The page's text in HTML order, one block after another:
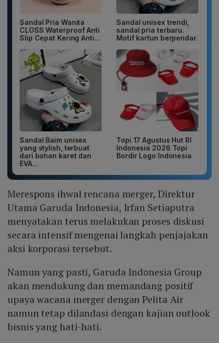
Sandal Pria Wanita
CLOSS Waterproof Anti
Slip Cepat Kering Anti...
Sandal unisex trendi,
sandal pria terbaru.
Motif kartun berpendar.
Sandal Baim unisex
yang stylish, terbuat
dari bahan karet dan
EVA...
Topi 17 Agustus Hut RI
Indonesia 2026 Topi
Bordir Logo Indonesia
Merespons ihwal rencana merger, Direktur
Utama Garuda Indonesia, Irfan Setiaputra
menyatakan terus melakukan proses diskusi
secara intensif mengenai langkah penjajakan
aksi korporasi tersebut.
Namun yang pasti, Garuda Indonesia Group
akan mendukung dan memandang positif
upaya wacana merger dengan Pelita Air
namun tetap dilandasi dengan kajian outlook
bisnis yang hati-hati.